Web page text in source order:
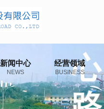
新闻中心
NEWS
经营领域
BUSINESS